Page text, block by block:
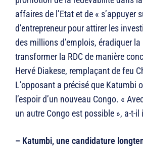
affaires de l’Etat et de « s’appuyer
d’entrepreneur pour attirer les
des millions d’emplois, éradiquer la
transformer la RDC de manière
Hervé Diakese, remplaçant de feu
L’opposant a précisé que Katumbi
l’espoir d’un nouveau Congo. «
un autre Congo est possible », a-t-il
– Katumbi, une candidature